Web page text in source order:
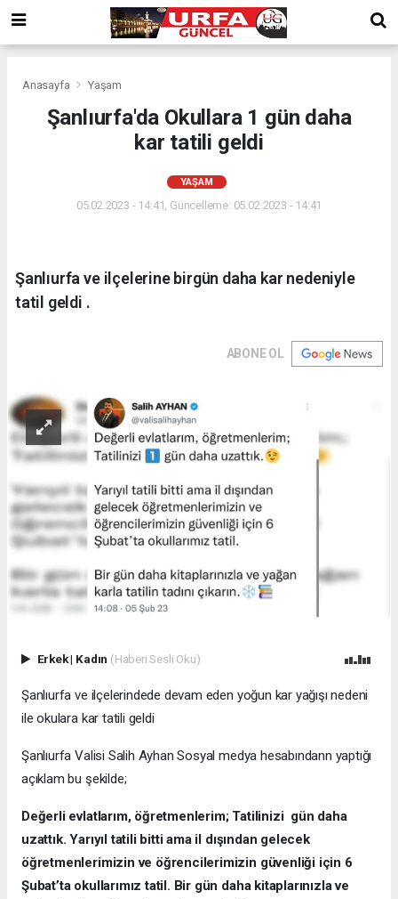
Anasayfa Yaşam
Şanlıurfa'da Okullara 1 gün daha
kar tatili geldi
YAŞAM
05.02.2023 - 14:41, Güncelleme: 05.02.2023 - 14:41
Şanlıurfa ve ilçelerine birgün daha kar nedeniyle
tatil geldi .
ABONE OL
Erkek| Kadın (Haberi Sesli Oku)
Şanlıurfa ve ilçelerindede devam eden yoğun kar yağışı nedeni
ile okulara kar tatili geldi
Şanlıurfa Valisi Salih Ayhan Sosyal medya hesabındann yaptığı
açıklam bu şekilde;
Değerli evlatlarım, öğretmenlerim; Tatilinizi gün daha
uzattık. Yarıyıl tatili bitti ama il dışından gelecek
öğretmenlerimizin ve öğrencilerimizin güvenliği için 6
Şubat’ta okullarımız tatil. Bir gün daha kitaplarınızla ve